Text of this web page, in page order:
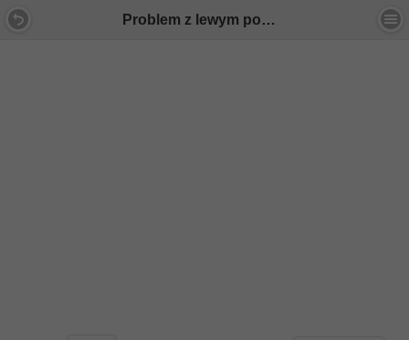
Problem z lewym powietrzem i przepływomierzem - Forum Mercedes E-Klasa